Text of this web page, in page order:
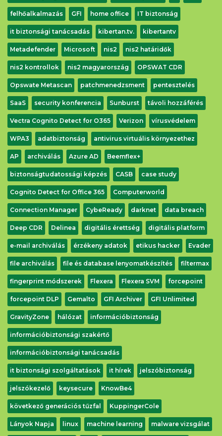
felhőalkalmazás GFI home office IT biztonság
it biztonsági tanácsadás kibertan.tv. kibertantv
Metadefender Microsoft nis2 nis2 határidők
nis2 kontrollok nis2 magyarország OPSWAT CDR
Opswate Metascan patchmenedzsment pentesztelés
SaaS security konferencia Sunburst távoli hozzáférés
Vectra Cognito Detect for O365 Verizon vírusvédelem
WPA3 adatbiztonság antivirus virtuális környezethez
AP archiválás Azure AD Beemflex+
biztonságtudatossági képzés CASB case study
Cognito Detect for Office 365 Computerworld
Connection Manager CybeReady darknet data breach
Deep CDR Delinea digitális érettség digitális platform
e-mail archiválás érzékeny adatok etikus hacker Evader
file archiválás file és database lenyomatkészítés filtermax
fingerprint módszerek Flexera Flexera SVM forcepoint
forcepoint DLP Gemalto GFI Archiver GFI Unlimited
GravityZone hálózat információbiztonság
információbiztonsági szakértő
információbiztonsági tanácsadás
it biztonsági szolgáltatások it hírek jelszóbiztonság
jelszókezelő keysecure KnowBe4
következő generációs tűzfal KuppingerCole
Lányok Napja linux machine learning malware vizsgálat